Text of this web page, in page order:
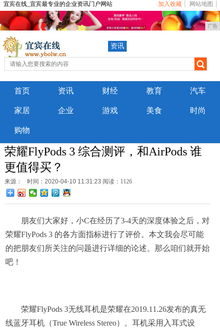
宜宾在线_宜宾最专业的企业资讯门户网站 加入收藏 网站地图
广告
资讯
首页 资讯 财经 教育 汽车
家居 企业 游戏 美食 时尚
购物
荣耀FlyPods 3 综合测评，和AirPods 谁
更值得买？
来源： 时间：2020-04-10 11:31:23 阅读：1126
朋友们大家好，小C在经历了3-4天的深度体验之后，对
荣耀FlyPods 3 的各方面指标进行了评价。本文我会尽可能
的把朋友们所关注的问题进行详细的论述。那么咱们就开始
吧！
荣耀FlyPods 3无线耳机是荣耀在2019.11.26发布的真无
线蓝牙耳机（True Wireless Stereo）。耳机采用入耳式设